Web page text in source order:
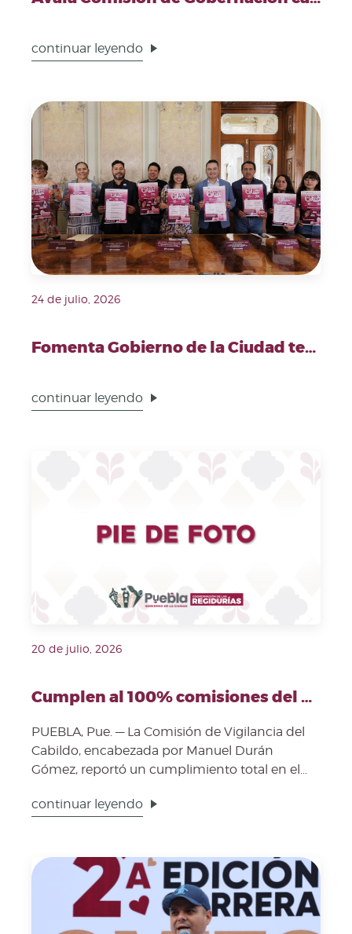
continuar leyendo
Fecha de publicación: 24 de julio, 2026. Imagen
24 de julio, 2026
Fomenta Gobierno de la Ciudad tenencia responsable de gatos con el "Michi Fest"
continuar leyendo
20 de julio, 2026
Cumplen al 100% comisiones del Cabildo durante junio
PUEBLA, Pue. — La Comisión de Vigilancia del
Cabildo, encabezada por Manuel Durán
Gómez, reportó un cumplimiento total en el
continuar leyendo
Fecha de publicación: 19 de julio, 2026. Imagen